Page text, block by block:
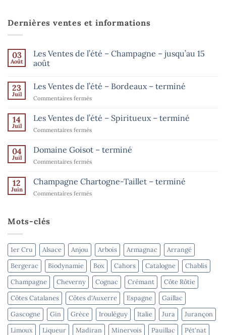
Dernières ventes et informations
03
Août
Les Ventes de l’été – Champagne – jusqu’au 15
août
sur
Ventes
–
–
15
août
23
Juil
Les Ventes de l’été – Bordeaux – terminé
Commentaires ferméssur
Ventes
de
l’été
Bordeaux
14
Juil
Les Ventes de l’été – Spiritueux – terminé
Commentaires ferméssur
Ventes
de
l’été
Spiritueux
04
Juil
Domaine Goisot – terminé
Commentaires ferméssur
Goisot
–
terminé
12
Juin
Champagne Chartogne-Taillet – terminé
Commentaires ferméssur
Mots-clés
1er Cru Alsace Anjou Arbois Armagnac
Arrangé
Bergerac
Biodynamie Box Cahors Catalogne
Chablis
Champagne
Cheverny Cognac Crémant
Côte Rôtie
Côtes Catalanes
Côtes d'Auxerre Espagne
Gaillac
Gascogne
Gin Grèce Irouléguy Italie Jura
Jurançon
Limoux
Liqueur Madiran Minervois Pauillac Pét'nat